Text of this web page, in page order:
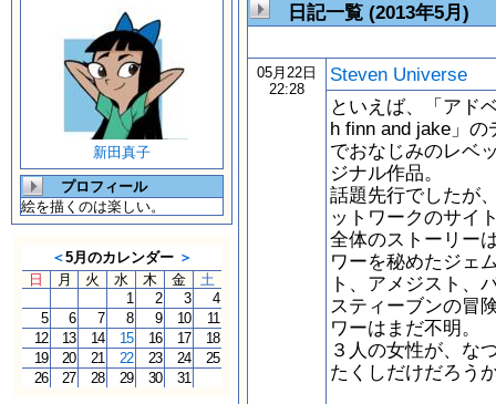
新田真子
プロフィール
絵を描くのは楽しい。
＜5月のカレンダー ＞
日
月 火 水 木 金
土
1
2 3
4
5
6 7 8 9 10
11
12
13 14 15 16 17
18
19
20 21 22 23 24
25
26
27 28 29 30 31
日記一覧 (2013年5月)
05月22日
22:28
Steven Universe
といえば、「アド
h finn and jake」
でおなじみのレベ
ジナル作品。
話題先行でしたが
ットワークのサイ
全体のストーリー
ワーを秘めたジェ
ト、アメジスト、
スティーブンの冒
ワーはまだ不明。
３人の女性が、な
たくしだけだろう